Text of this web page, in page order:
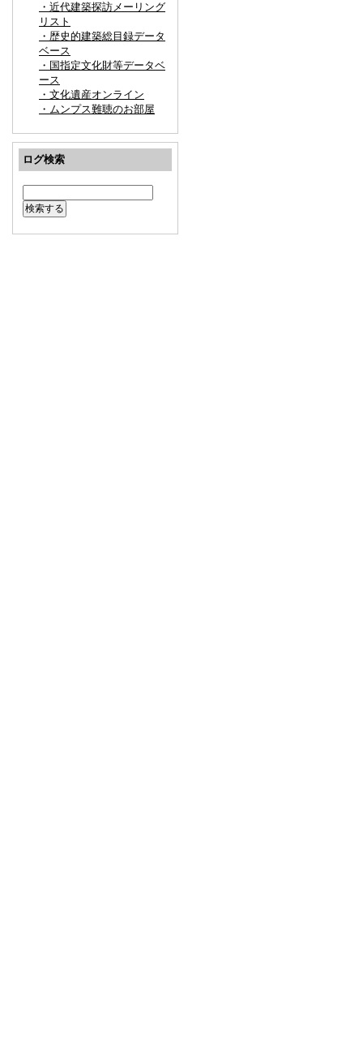
・近代建築探訪メーリング
リスト
・歴史的建築総目録データ
ベース
・国指定文化財等データベ
ース
・文化遺産オンライン
・ムンプス難聴のお部屋
ログ検索